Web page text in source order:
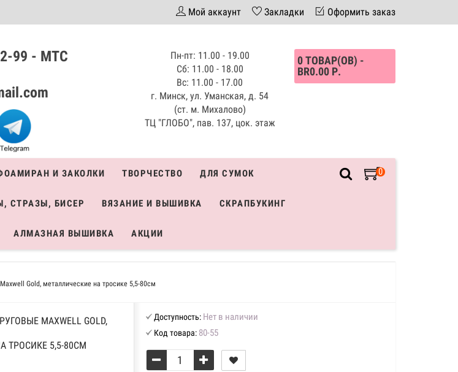
Мой аккаунт Закладки Оформить заказ
99 - МТС
Пн-пт: 11.00 - 19.00
Сб: 11.00 - 18.00
Вс: 11.00 - 17.00
г. Минск, ул. Уманская, д. 54
(ст. м. Михалово)
ТЦ "ГЛОБО", пав. 137, цок. этаж
0 ТОВАР(ОВ) -
BR0.00 Р.
0
И ЗАКОЛКИ ТВОРЧЕСТВО ДЛЯ СУМОК
СТРАЗЫ, БИСЕР ВЯЗАНИЕ И ВЫШИВКА СКРАПБУКИНГ
АЛМАЗНАЯ ВЫШИВКА АКЦИИ
Gold, металлические на тросике 5,5-80см
MAXWELL GOLD,
ТРОСИКЕ 5,5-80СМ
Доступность:Нет в наличии
Код товара: 80-55